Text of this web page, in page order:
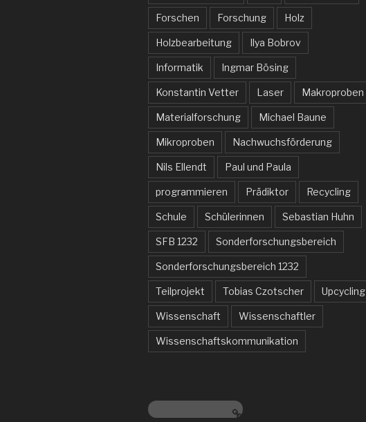
Forschen Forschung Holz
Holzbearbeitung Ilya Bobrov
Informatik Ingmar Bösing
Konstantin Vetter Laser Makroproben
Materialforschung Michael Baune
Mikroproben Nachwuchsförderung
Nils Ellendt Paul und Paula
programmieren Prädiktor Recycling
Schule Schülerinnen Sebastian Huhn
SFB 1232 Sonderforschungsbereich
Sonderforschungsbereich 1232
Teilprojekt Tobias Czotscher Upcycling
Wissenschaft Wissenschaftler
Wissenschaftskommunikation
www.sfb1232.de